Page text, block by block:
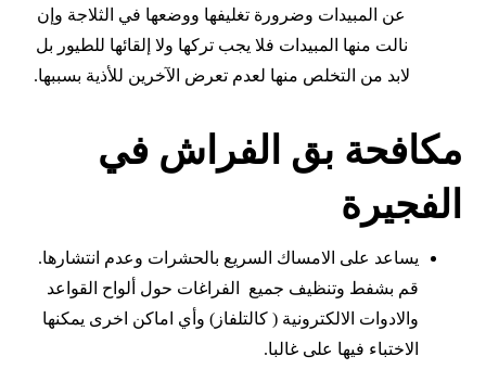
عن المبيدات وضرورة تغليفها ووضعها في الثلاجة وإن
نالت منها المبيدات فلا يجب تركها ولا إلقائها للطيور بل
لابد من التخلص منها لعدم تعرض الآخرين للأذية بسببها.
مكافحة بق الفراش في
الفجيرة
يساعد على الامساك السريع بالحشرات وعدم انتشارها.
قم بشفط وتنظيف جميع الفراغات حول ألواح القواعد
والادوات الالكترونية ( كالتلفاز) وأي اماكن اخرى يمكنها
الاختباء فيها على غالبا.